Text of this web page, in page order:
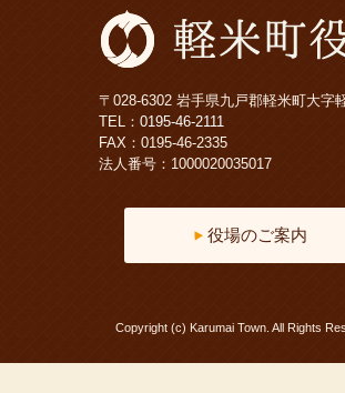
〒028-6302 岩手県九戸郡軽米町大字
TEL： 0195-46-2111
FAX：0195-46-2335
法人番号：1000020035017
役場のご案内
Copyright (c) Karumai Town. All Rights